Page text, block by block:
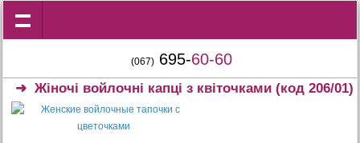
(067) 695-60-60
➜ Жіночі войлочні капці з квіточками (код 206/01)